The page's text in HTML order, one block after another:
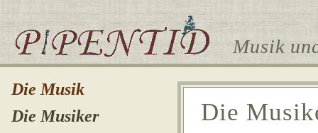
Musik
Die Musik
Die Musiker
Die